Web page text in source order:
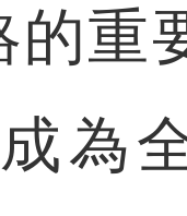
重
為